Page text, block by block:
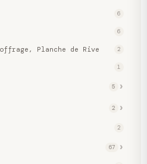
6
6
Planche de Rive 2
1
5
2
2
67